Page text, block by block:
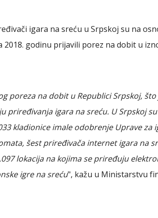
igara na sreću u Srpskoj su na
godinu prijavili porez na dobit u
poreza na dobit u Republici Srpskoj, što
priređivanja igara na sreću. U Srpskoj
kladionice imale odobrenje Uprave za
šest priređivača internet igara na
lokacija na kojima se priređuju
igre na sreću", kažu u Ministarstvu